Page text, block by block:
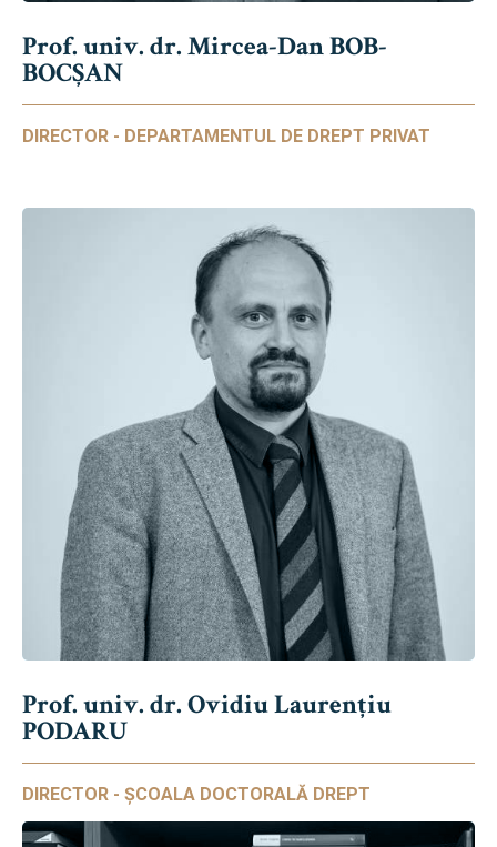
Prof. univ. dr. Mircea-Dan BOB-
BOCȘAN
DIRECTOR - DEPARTAMENTUL DE DREPT PRIVAT
Prof. univ. dr. Ovidiu Laurențiu
PODARU
DIRECTOR - ȘCOALA DOCTORALĂ DREPT